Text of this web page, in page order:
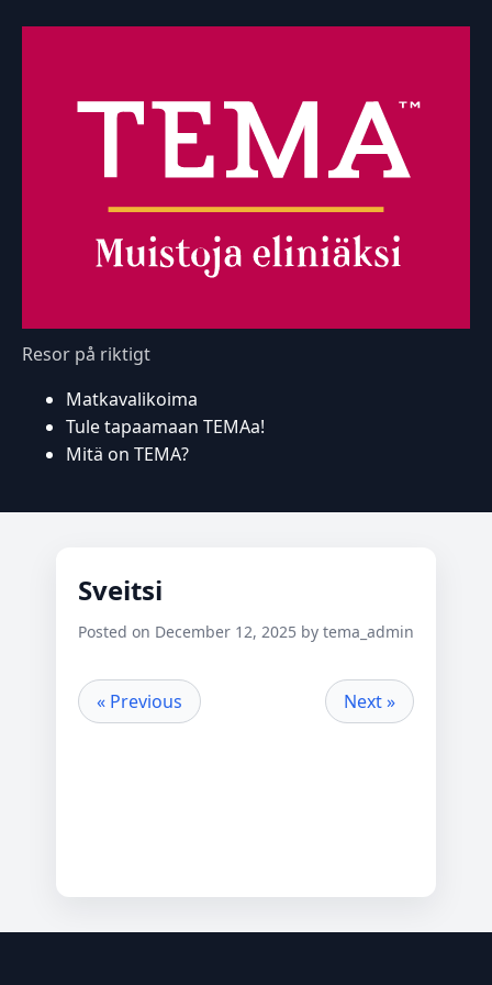
Resor på riktigt
Matkavalikoima
Tule tapaamaan TEMAa!
Mitä on TEMA?
Sveitsi
Posted on December 12, 2025 by tema_admin
« Previous Next »